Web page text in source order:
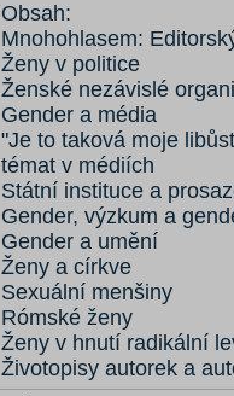
Obsah:
Mnohohlasem:
Ženy v politice
Ženské nezávislé
Gender a média
"Je to taková moje
témat v médiích
Státní instituce a
Gender, výzkum a
Gender a umění
Ženy a církve
Sexuální menšiny
Rómské ženy
Ženy v hnutí radikální
Životopisy autorek a